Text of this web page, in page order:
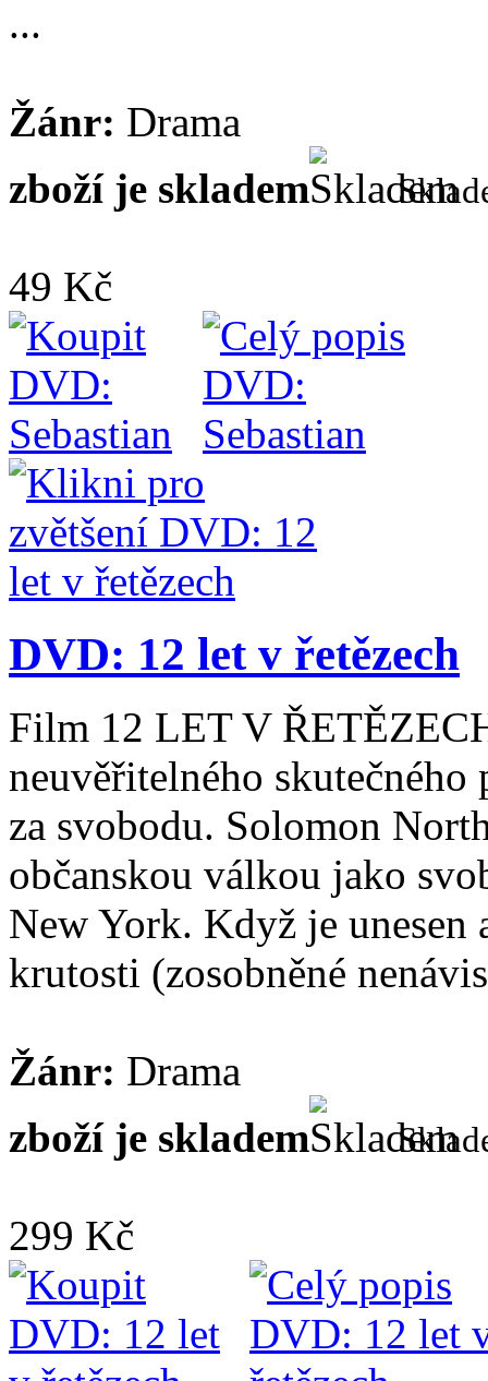
...
Žánr: Drama
zboží je skladem
49 Kč
DVD: 12 let v řetězech
Film 12 LET V
neuvěřitelného
za svobodu. Solomon
občanskou válkou jako
New York. Když je
krutosti (zosobněné
Žánr: Drama
zboží je skladem
299 Kč